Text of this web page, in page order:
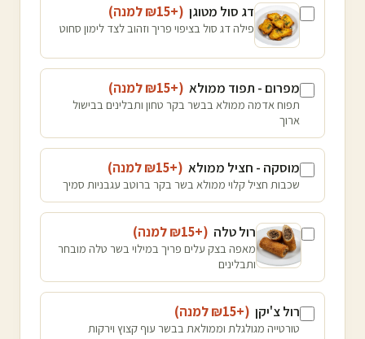
דג סול מטוגן (+₪
15 למנה)
פילה דג סול בציפוי פריך וזהוב לצד לימון סחוט
מפרום - תפוד ממולא (+₪
15 למנה)
תפוח אדמה ממולא בבשר בקר טחון ותבלינים בבישול
ארוך
מוסקה - חציל ממולא (+₪
15 למנה)
שכבות חציל קלוי ממולא בשר בקר ברוטב עגבניות סמיך
רול טלה (+₪
15 למנה)
מאפה בצק עלים פריך במילוי בשר טלה מובחר
ותבלינים
רול צ'יקן (+₪
15 למנה)
טורטייה מגולגלת וממולאת בבשר עוף קצוץ וירקות